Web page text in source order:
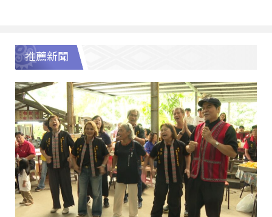
推薦新聞